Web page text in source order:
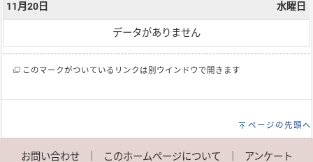
11月20日 水曜日
データがありません
このマークがついているリンクは別ウインドウで開きます
ページの先頭へ
お問い合わせ このホームページについて アンケート